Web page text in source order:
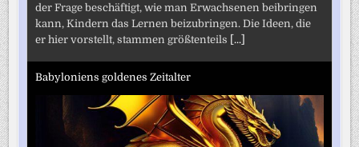
der Frage beschäftigt, wie man Erwachsenen beibringen
kann, Kindern das Lernen beizubringen. Die Ideen, die
er hier vorstellt, stammen größtenteils [...]
Babyloniens goldenes Zeitalter